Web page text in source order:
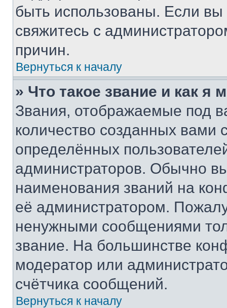
быть использованы. Если
свяжитесь с
причин.
Вернуться к началу
» Что такое звание и как я
Звания, отображаемые под
количество созданных
определённых
администраторов. Обычно
наименования званий на
её администратором.
ненужными сообщениями
звание. На большинстве
модератор или
счётчика сообщений.
Вернуться к началу